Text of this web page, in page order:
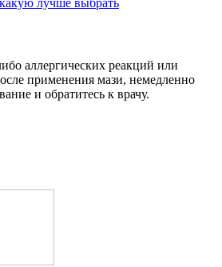
лучше выбрать
аллергических реакций или
применения мази, немедленно
и обратитесь к врачу.